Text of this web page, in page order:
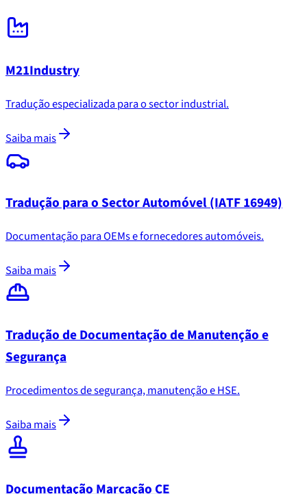
M21Industry
Tradução especializada para o sector industrial.
Saiba mais
Tradução para o Sector Automóvel (IATF 16949)
Documentação para OEMs e fornecedores automóveis.
Saiba mais
Tradução de Documentação de Manutenção e
Segurança
Procedimentos de segurança, manutenção e HSE.
Saiba mais
Documentação Marcação CE